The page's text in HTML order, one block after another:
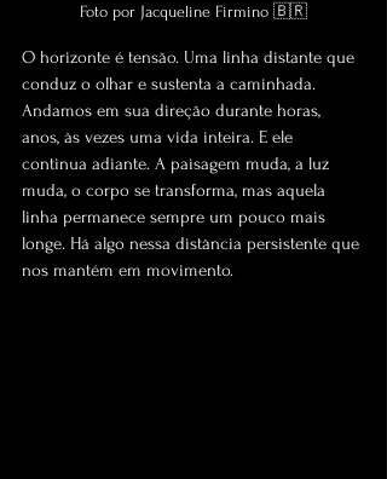
Foto por Jacqueline Firmino 🇧🇷
O horizonte é tensão. Uma linha distante que
conduz o olhar e sustenta a caminhada.
Andamos em sua direção durante horas,
anos, às vezes uma vida inteira. E ele
continua adiante. A paisagem muda, a luz
muda, o corpo se transforma, mas aquela
linha permanece sempre um pouco mais
longe. Há algo nessa distância persistente que
nos mantém em movimento.